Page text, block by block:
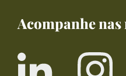
Acompanhe nas